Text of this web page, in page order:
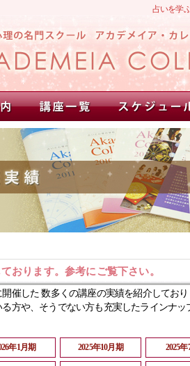
占いを学
おります。参考にご覧下さい。
催した 数多くの講座の実績を紹介してお
方や、そうでない方も充実したラインナッ
年1月期 2025年10月期 2025